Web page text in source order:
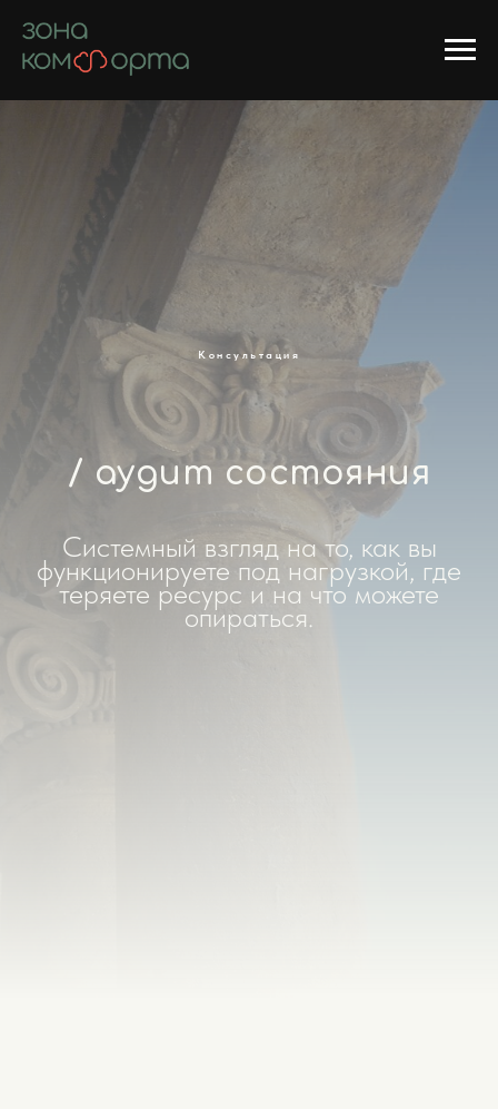
Консультация
/ аудит состояния
Системный взгляд на то, как вы
функционируете под нагрузкой, где
теряете ресурс и на что можете
опираться.